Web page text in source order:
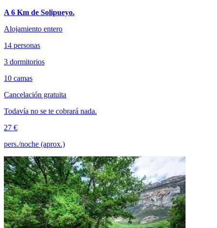
A 6 Km de Solipueyo.
Alojamiento entero
14 personas
3 dormitorios
10 camas
Cancelación gratuita
Todavía no se te cobrará nada.
27 €
pers./noche (aprox.)